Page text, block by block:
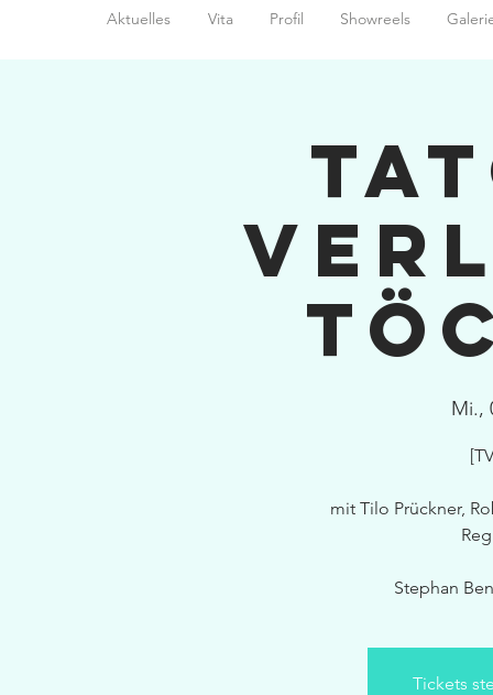
Aktuelles Vita Profil Showreels
Mi.,
mit Tilo Prückner,
Stephan
Tickets